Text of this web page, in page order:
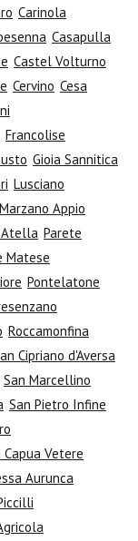
Carinola
Casapulla
Castel Volturno
Cervino Cesa
Francolise
Gioia Sannitica
Lusciano
Marzano Appio
Parete
Matese
Pontelatone
Roccamonfina
Cipriano d'Aversa
San Marcellino
San Pietro Infine
Vetere
Aurunca